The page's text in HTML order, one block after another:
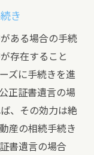
しい判例
報の確認方法
法律改正
更点
注意点
き
ある場合の手続
存在すること
ズに手続きを進
正証書遺言の場
、その効力は絶
産の相続手続き
書遺言の場合